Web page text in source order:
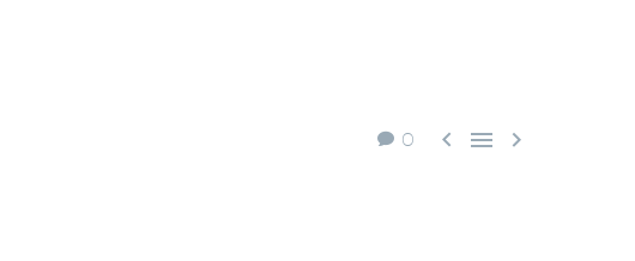
0   